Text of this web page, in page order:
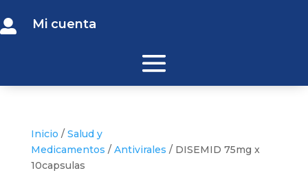
 Mi cuenta
Inicio / Salud y
Medicamentos / Antivirales / DISEMID 75mg x
10capsulas